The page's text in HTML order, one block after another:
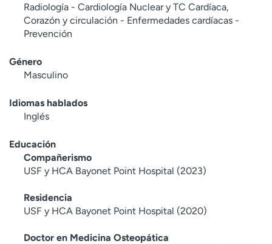
Radiología - Cardiología Nuclear y TC Cardíaca,
Corazón y circulación - Enfermedades cardíacas -
Prevención
Género
Masculino
Idiomas hablados
Inglés
Educación
Compañerismo
USF y HCA Bayonet Point Hospital (2023)
Residencia
USF y HCA Bayonet Point Hospital (2020)
Doctor en Medicina Osteopática